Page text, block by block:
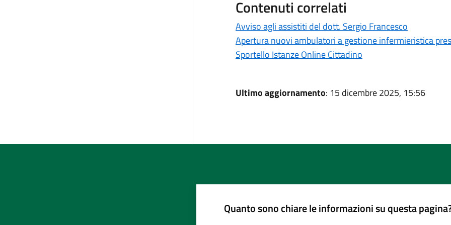
Contenuti correlati
Avviso agli assistiti del dott. Sergio Francesco
Apertura nuovi ambulatori a gestione infermieristica
Sportello Istanze Online Cittadino
Ultimo aggiornamento: 15 dicembre 2025, 15:56
Quanto sono chiare le informazioni su questa